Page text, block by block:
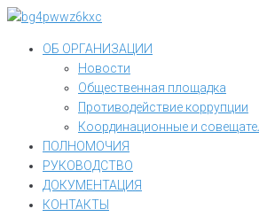
Перейти
контентуОБ ОРГАНИЗАЦИИ
Новости
Общественная площадка
Противодействие коррупции
Координационные и
ПОЛНОМОЧИЯ
РУКОВОДСТВО
ДОКУМЕНТАЦИЯ
КОНТАКТЫ